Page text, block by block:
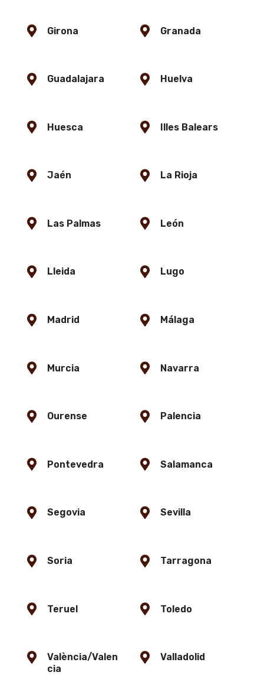
Girona Granada
Guadalajara Huelva
Huesca Illes Balears
Jaén La Rioja
Las Palmas León
Lleida Lugo
Madrid Málaga
Murcia Navarra
Ourense Palencia
Pontevedra Salamanca
Segovia Sevilla
Soria Tarragona
Teruel Toledo
València/Valen
cia
Valladolid